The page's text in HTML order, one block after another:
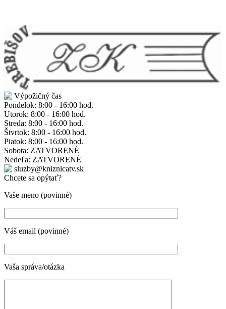
Výpožičný čas
Pondelok: 8:00 - 16:00 hod.
Utorok: 8:00 - 16:00 hod.
Streda: 8:00 - 16:00 hod.
Štvrtok: 8:00 - 16:00 hod.
Piatok: 8:00 - 16:00 hod.
Sobota: ZATVORENÉ
Nedeľa: ZATVORENÉ
sluzby@kniznicatv.sk
Chcete sa opýtať?
Vaše meno (povinné)
Váš email (povinné)
Vaša správa/otázka